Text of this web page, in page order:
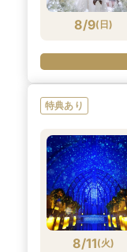
8/9( 日)
特典あり
8/11(火)